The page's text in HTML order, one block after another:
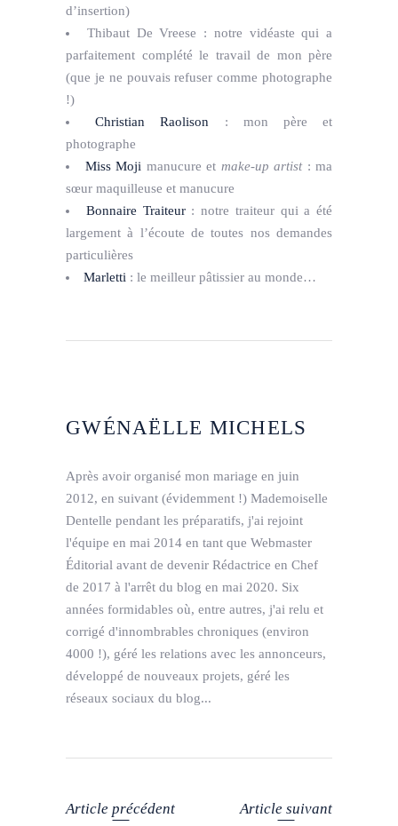
d’insertion)
Thibaut De Vreese : notre vidéaste qui a
parfaitement complété le travail de mon père
(que je ne pouvais refuser comme photographe
!)
Christian Raolison : mon père et
photographe
Miss Moji manucure et make-up artist: ma
sœur maquilleuse et manucure
Bonnaire Traiteur: notre traiteur qui a été
largement à l’écoute de toutes nos demandes
particulières
Marletti : le meilleur pâtissier au monde…
GWÉNAËLLE MICHELS
Après avoir organisé mon mariage en juin
2012, en suivant (évidemment !) Mademoiselle
Dentelle pendant les préparatifs, j'ai rejoint
l'équipe en mai 2014 en tant que Webmaster
Éditorial avant de devenir Rédactrice en Chef
de 2017 à l'arrêt du blog en mai 2020. Six
années formidables où, entre autres, j'ai relu et
corrigé d'innombrables chroniques (environ
4000 !), géré les relations avec les annonceurs,
développé de nouveaux projets, géré les
réseaux sociaux du blog...
Article précédent Article suivant